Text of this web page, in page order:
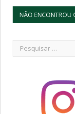
NÃO ENCONTROU